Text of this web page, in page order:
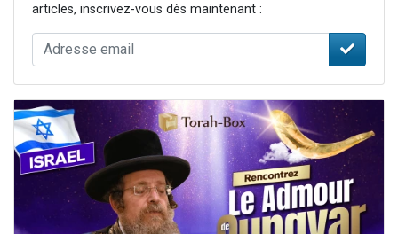
articles, inscrivez-vous dès maintenant :